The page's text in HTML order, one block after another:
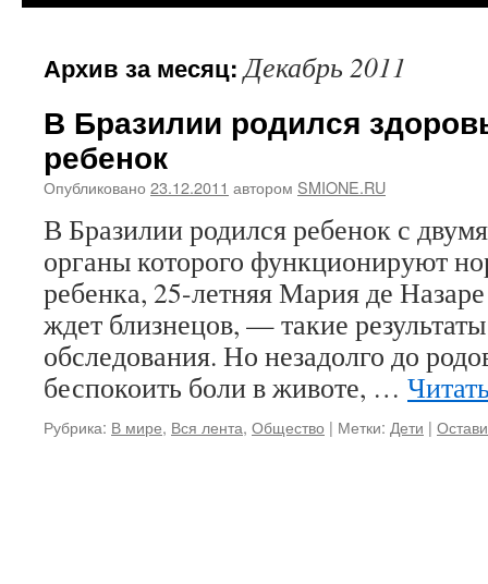
Архив за месяц:Декабрь 2011
В Бразилии родился
ребенок
Опубликовано 23.12.2011 автором SMIONE.RU
В Бразилии родился ребенок с
органы которого функционируют
ребенка, 25-летняя Мария де
ждет близнецов, — такие
обследования. Но незадолго до
беспокоить боли в животе, …
Рубрика: В мире, Вся лента, Общество | Метки: Дети |